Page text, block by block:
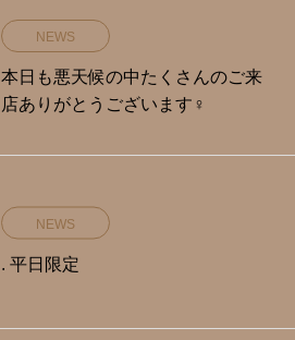
NEWS
本日も悪天候の中たくさんのご来
店ありがとうございます‍♀️
NEWS
. 平日限定️